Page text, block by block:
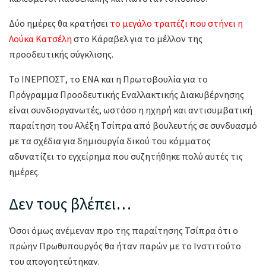
Δύο ημέρες θα κρατήσει το μεγάλο τραπέζι που στήνει η
Λούκα Κατσέλη στο Κάραβελ για το μέλλον της
προοδευτικής σύγκλισης.
Το ΙΝΕΡΠΟΣΤ, το ΕΝΑ και η Πρωτοβουλία για το
Πρόγραμμα Προοδευτικής Εναλλακτικής Διακυβέρνησης
είναι συνδιοργανωτές, ωστόσο η ηχηρή και αντισυμβατική
παραίτηση του Αλέξη Τσίπρα από βουλευτής σε συνδυασμό
με τα σχέδια για δημιουργία δικού του κόμματος
αδυνατίζει το εγχείρημα που συζητήθηκε πολύ αυτές τις
ημέρες.
Δεν τους βλέπει…
Όσοι όμως ανέμεναν προ της παραίτησης Τσίπρα ότι ο
πρώην Πρωθυπουργός θα ήταν παρών με το Ινστιτούτο
του απογοητεύτηκαν.